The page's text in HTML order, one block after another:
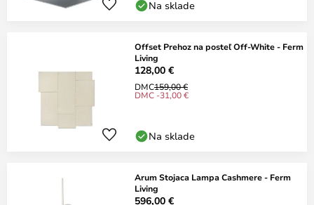
Na sklade
Offset Prehoz na posteľ Off-White - Ferm
Living
128,00 €
DMC159,00 €
DMC -31,00 €
Na sklade
Arum Stojaca Lampa Cashmere - Ferm
Living
596,00 €